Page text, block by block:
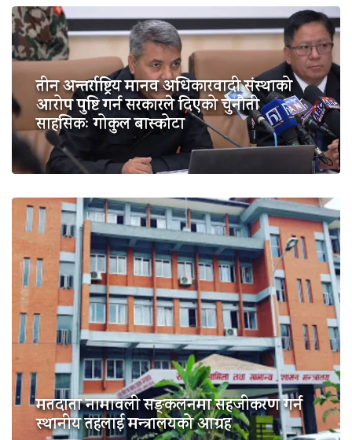
तीन अन्तर्राष्ट्रिय मानव अधिकारवादी संस्थाको
आरोप पुष्टि गर्न सरकारले दिएको चुनौती
साहसिकः गोकुल बास्कोटा
मतदाता नामावली सङ्कलनमा सहजीकरण गर्न
स्थानीय तहलाई मन्त्रालयको आग्रह